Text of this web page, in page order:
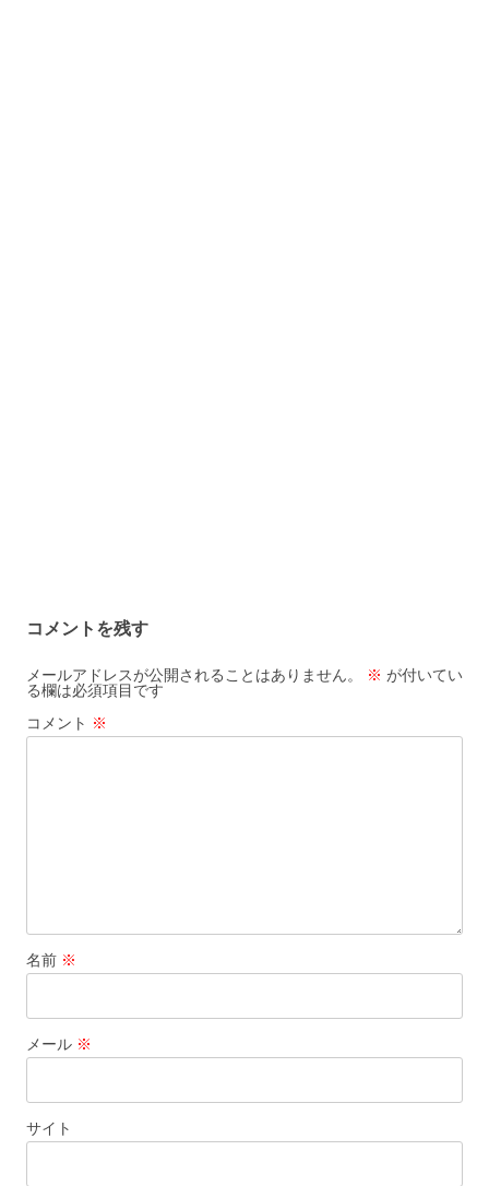
コメントを残す
メールアドレスが公開されることはありません。 ※ が付いてい
る欄は必須項目です
コメント ※
名前 ※
メール ※
サイト